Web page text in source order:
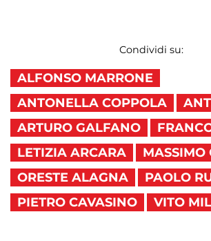
Condividi su:
ALFONSO MARRONE
ANTONELLA COPPOLA
ARTURO GALFANO
LETIZIA ARCARA
MASSIMO
ORESTE ALAGNA
PAOLO
PIETRO CAVASINO
VITO